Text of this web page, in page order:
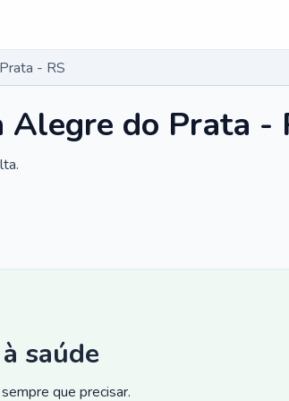
- RS
do Prata -
saúde
que precisar.